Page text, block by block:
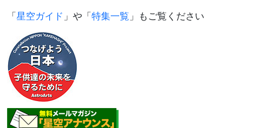
「星空ガイド 」や「特集一覧 」もご覧ください